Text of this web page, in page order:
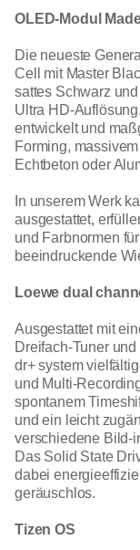
OLED-Modul
Die neueste
Cell mit Master
sattes Schwarz
Ultra HD-
entwickelt und
Forming,
Echtbeton oder
In unserem Werk
ausgestattet,
und Farbnormen
beeindruckende
Loewe dual
Ausgestattet mit
Dreifach-Tuner
dr+ system
und Multi-
spontanem
und ein leicht
verschiedene Bild-
Das Solid State
dabei
geräuschlos.
Tizen OS